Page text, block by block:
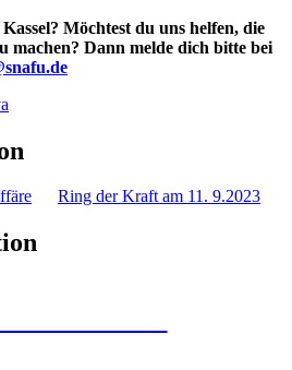
Möchtest du uns helfen, die
machen? Dann melde dich bitte bei
Ring der Kraft am 11. 9.2023